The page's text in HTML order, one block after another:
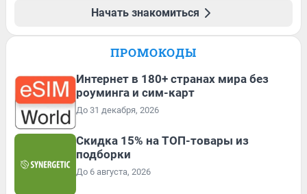
Начать знакомиться
ПРОМОКОДЫ
Интернет в 180+ странах мира без
роуминга и сим-карт
До 31 декабря, 2026
Скидка 15% на ТОП-товары из
подборки
До 6 августа, 2026